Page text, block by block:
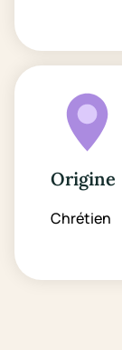
Origine
Chrétien